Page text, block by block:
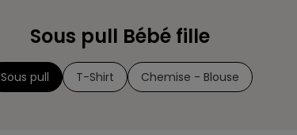
Sous pull Bébé fille
Sous pull T-Shirt Chemise - Blouse